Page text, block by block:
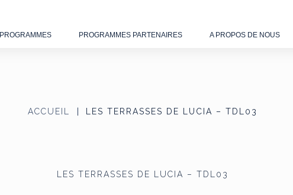
PROGRAMMES PROGRAMMES PARTENAIRES A PROPOS DE NOUS
ACCUEIL LES TERRASSES DE LUCIA – TDL03
LES TERRASSES DE LUCIA – TDL03